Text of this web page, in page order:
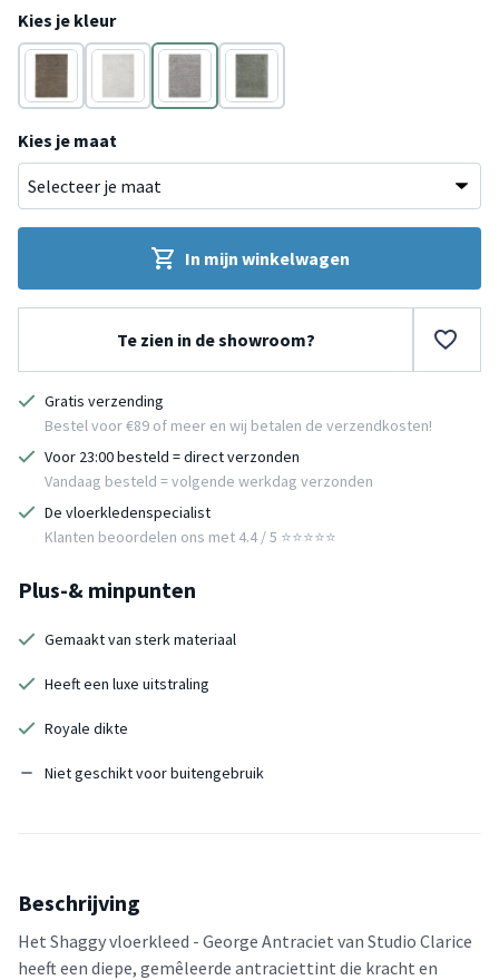
Kies je kleur
TerracottaLichtgrijsAntracietGroen
Kies je maat
In mijn winkelwagen
Te zien in de showroom?
Gratis verzending
Bestel voor €89 of meer en wij betalen de verzendkosten!
Voor 23:00 besteld = direct verzonden
Vandaag besteld = volgende werkdag verzonden
De vloerkledenspecialist
Klanten beoordelen ons met 4.4 / 5 ⭐⭐⭐⭐⭐
Plus-& minpunten
Gemaakt van sterk materiaal
Heeft een luxe uitstraling
Royale dikte
Niet geschikt voor buitengebruik
Beschrijving
Het Shaggy vloerkleed - George Antraciet van Studio Clarice
heeft een diepe, gemêleerde antraciettint die kracht en